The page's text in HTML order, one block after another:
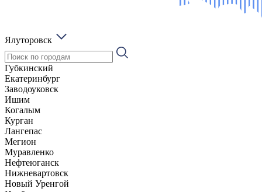
Ялуторовск
Губкинский
Екатеринбург
Заводоуковск
Ишим
Когалым
Курган
Лангепас
Мегион
Муравленко
Нефтеюганск
Нижневартовск
Новый Уренгой